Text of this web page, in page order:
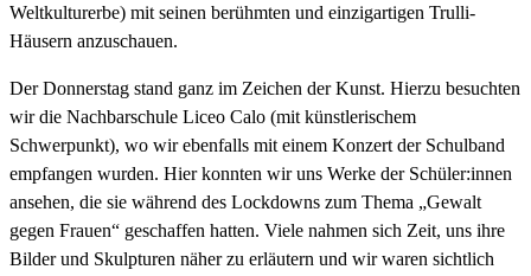
Weltkulturerbe) mit seinen berühmten und einzigartigen Trulli-
Häusern anzuschauen.
Der Donnerstag stand ganz im Zeichen der Kunst. Hierzu besuchten
wir die Nachbarschule Liceo Calo (mit künstlerischem
Schwerpunkt), wo wir ebenfalls mit einem Konzert der Schulband
empfangen wurden. Hier konnten wir uns Werke der Schüler:innen
ansehen, die sie während des Lockdowns zum Thema „Gewalt
gegen Frauen“ geschaffen hatten. Viele nahmen sich Zeit, uns ihre
Bilder und Skulpturen näher zu erläutern und wir waren sichtlich